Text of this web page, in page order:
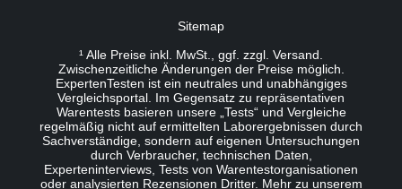
Sitemap
¹ Alle Preise inkl. MwSt., ggf. zzgl. Versand.
Zwischenzeitliche Änderungen der Preise möglich.
ExpertenTesten ist ein neutrales und unabhängiges
Vergleichsportal. Im Gegensatz zu repräsentativen
Warentests basieren unsere „Tests“ und Vergleiche
regelmäßig nicht auf ermittelten Laborergebnissen durch
Sachverständige, sondern auf eigenen Untersuchungen
durch Verbraucher, technischen Daten,
Experteninterviews, Tests von Warentestorganisationen
oder analysierten Rezensionen Dritter. Mehr zu unserem